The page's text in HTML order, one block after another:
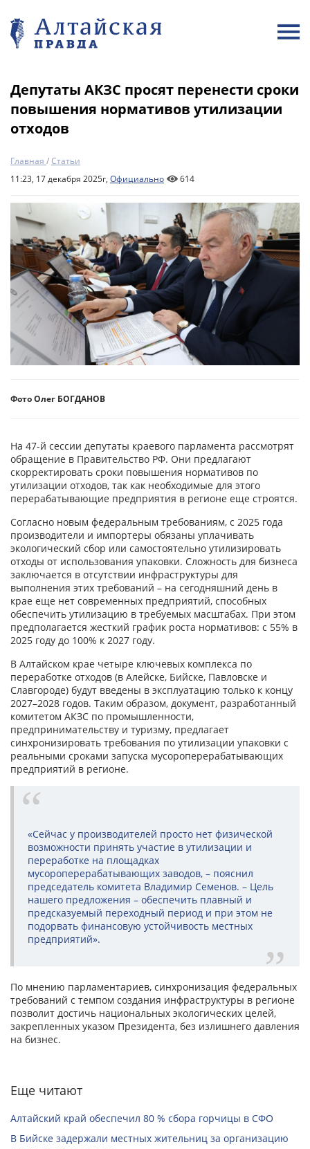
Депутаты АКЗС просят перенести сроки
повышения нормативов утилизации
отходов
Главная /Статьи
11:23, 17 декабря 2025г, Официально 614
Фото Олег БОГДАНОВ
На 47-й сессии депутаты краевого парламента рассмотрят
обращение в Правительство РФ. Они предлагают
скорректировать сроки повышения нормативов по
утилизации отходов, так как необходимые для этого
перерабатывающие предприятия в регионе еще строятся.
Согласно новым федеральным требованиям, с 2025 года
производители и импортеры обязаны уплачивать
экологический сбор или самостоятельно утилизировать
отходы от использования упаковки. Сложность для бизнеса
заключается в отсутствии инфраструктуры для
выполнения этих требований – на сегодняшний день в
крае еще нет современных предприятий, способных
обеспечить утилизацию в требуемых масштабах. При этом
предполагается жесткий график роста нормативов: с 55% в
2025 году до 100% к 2027 году.
В Алтайском крае четыре ключевых комплекса по
переработке отходов (в Алейске, Бийске, Павловске и
Славгороде) будут введены в эксплуатацию только к концу
2027–2028 годов. Таким образом, документ, разработанный
комитетом АКЗС по промышленности,
предпринимательству и туризму, предлагает
синхронизировать требования по утилизации упаковки с
реальными сроками запуска мусороперерабатывающих
предприятий в регионе.
«Сейчас у производителей просто нет физической
возможности принять участие в утилизации и
переработке на площадках
мусороперерабатывающих заводов, – пояснил
председатель комитета Владимир Семенов. – Цель
нашего предложения – обеспечить плавный и
предсказуемый переходный период и при этом не
подорвать финансовую устойчивость местных
предприятий».
По мнению парламентариев, синхронизация федеральных
требований с темпом создания инфраструктуры в регионе
позволит достичь национальных экологических целей,
закрепленных указом Президента, без излишнего давления
на бизнес.
Еще читают
Алтайский край обеспечил 80 % сбора горчицы в СФО
В Бийске задержали местных жительниц за организацию